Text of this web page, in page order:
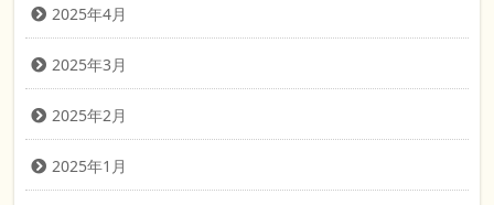
2025年4月
2025年3月
2025年2月
2025年1月